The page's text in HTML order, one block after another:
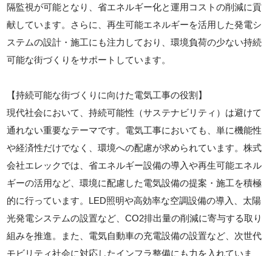
隔監視が可能となり、省エネルギー化と運用コストの削減に貢
献しています。さらに、再生可能エネルギーを活用した発電シ
ステムの設計・施工にも注力しており、環境負荷の少ない持続
可能な街づくりをサポートしています。
【持続可能な街づくりに向けた電気工事の役割】
現代社会において、持続可能性（サステナビリティ）は避けて
通れない重要なテーマです。電気工事においても、単に機能性
や経済性だけでなく、環境への配慮が求められています。株式
会社エレックでは、省エネルギー設備の導入や再生可能エネル
ギーの活用など、環境に配慮した電気設備の提案・施工を積極
的に行っています。LED照明や高効率な空調設備の導入、太陽
光発電システムの設置など、CO2排出量の削減に寄与する取り
組みを推進。また、電気自動車の充電設備の設置など、次世代
モビリティ社会に対応したインフラ整備にも力を入れていま